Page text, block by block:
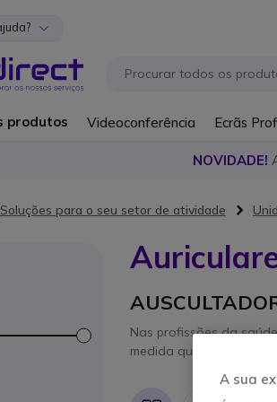
produtos Videoconferência Ecrãs
NOVIDADE!
Soluções para o seu setor de atividade
Nas profissões da
medida que trabalha;
A sua